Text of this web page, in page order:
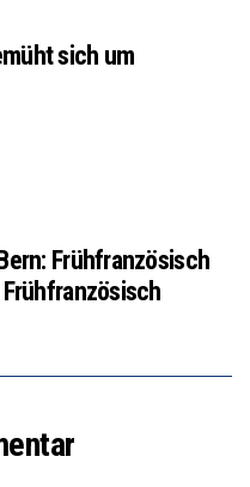
sich um
Frühfranzösisch